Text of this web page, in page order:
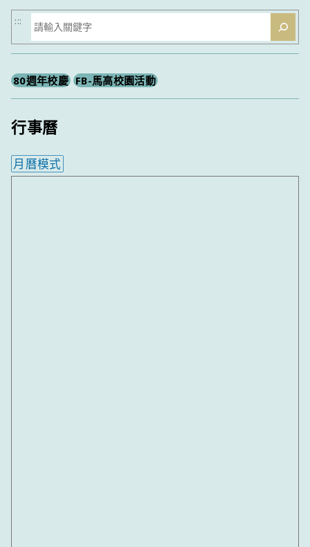
搜
尋
:::
80週年校慶 FB-馬高校園活動
行事曆
月曆模式